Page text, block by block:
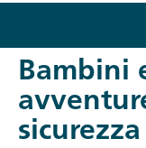
Bambini
sicurezza